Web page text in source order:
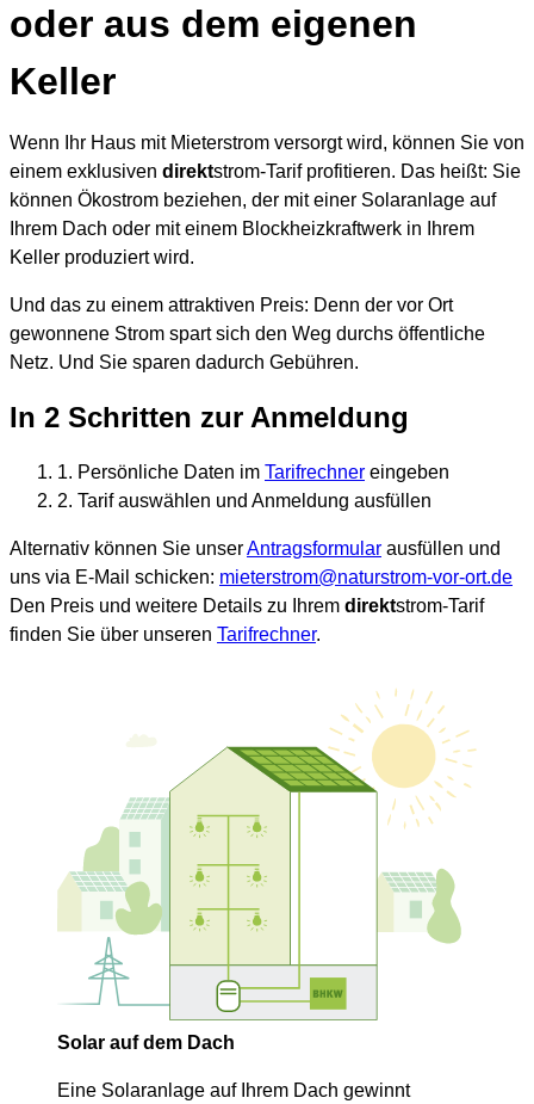
oder aus dem eigenen
Keller
Wenn Ihr Haus mit Mieterstrom versorgt wird, können Sie von
einem exklusiven direktstrom-Tarif profitieren. Das heißt: Sie
können Ökostrom beziehen, der mit einer Solaranlage auf
Ihrem Dach oder mit einem Blockheizkraftwerk in Ihrem
Keller produziert wird.
Und das zu einem attraktiven Preis: Denn der vor Ort
gewonnene Strom spart sich den Weg durchs öffentliche
Netz. Und Sie sparen dadurch Gebühren.
In 2 Schritten zur Anmeldung
1. Persönliche Daten im Tarifrechner eingeben
2. Tarif auswählen und Anmeldung ausfüllen
Alternativ können Sie unserAntragsformular ausfüllen und
uns via E-Mail schicken: mieterstrom@naturstrom-vor-ort.de
Den Preis und weitere Details zu Ihrem direktstrom-Tarif
finden Sie über unseren Tarifrechner.
Solar auf dem Dach
Eine Solaranlage auf Ihrem Dach gewinnt